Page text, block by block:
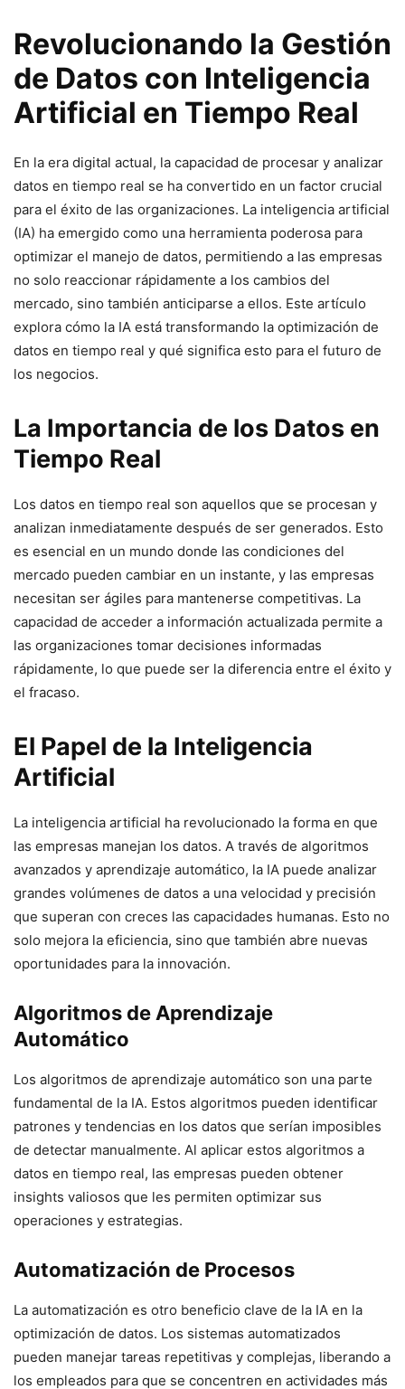
Revolucionando la Gestión
de Datos con Inteligencia
Artificial en Tiempo Real
En la era digital actual, la capacidad de procesar y analizar
datos en tiempo real se ha convertido en un factor crucial
para el éxito de las organizaciones. La inteligencia artificial
(IA) ha emergido como una herramienta poderosa para
optimizar el manejo de datos, permitiendo a las empresas
no solo reaccionar rápidamente a los cambios del
mercado, sino también anticiparse a ellos. Este artículo
explora cómo la IA está transformando la optimización de
datos en tiempo real y qué significa esto para el futuro de
los negocios.
La Importancia de los Datos en
Tiempo Real
Los datos en tiempo real son aquellos que se procesan y
analizan inmediatamente después de ser generados. Esto
es esencial en un mundo donde las condiciones del
mercado pueden cambiar en un instante, y las empresas
necesitan ser ágiles para mantenerse competitivas. La
capacidad de acceder a información actualizada permite a
las organizaciones tomar decisiones informadas
rápidamente, lo que puede ser la diferencia entre el éxito y
el fracaso.
El Papel de la Inteligencia
Artificial
La inteligencia artificial ha revolucionado la forma en que
las empresas manejan los datos. A través de algoritmos
avanzados y aprendizaje automático, la IA puede analizar
grandes volúmenes de datos a una velocidad y precisión
que superan con creces las capacidades humanas. Esto no
solo mejora la eficiencia, sino que también abre nuevas
oportunidades para la innovación.
Algoritmos de Aprendizaje
Automático
Los algoritmos de aprendizaje automático son una parte
fundamental de la IA. Estos algoritmos pueden identificar
patrones y tendencias en los datos que serían imposibles
de detectar manualmente. Al aplicar estos algoritmos a
datos en tiempo real, las empresas pueden obtener
insights valiosos que les permiten optimizar sus
operaciones y estrategias.
Automatización de Procesos
La automatización es otro beneficio clave de la IA en la
optimización de datos. Los sistemas automatizados
pueden manejar tareas repetitivas y complejas, liberando a
los empleados para que se concentren en actividades más